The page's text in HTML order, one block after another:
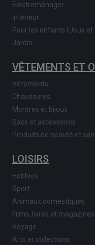
Electroménager
Intérieur
Pour les enfants (Jeux
Jardin
VÊTEMENTS ET
Vêtements
Chaussures
Montres et bijoux
Sacs et accessoires
Produits de beauté et
LOISIRS
Hobbies
Sport
Animaux domestiques
Films, livres et magazines
Voyage
Arts et collections